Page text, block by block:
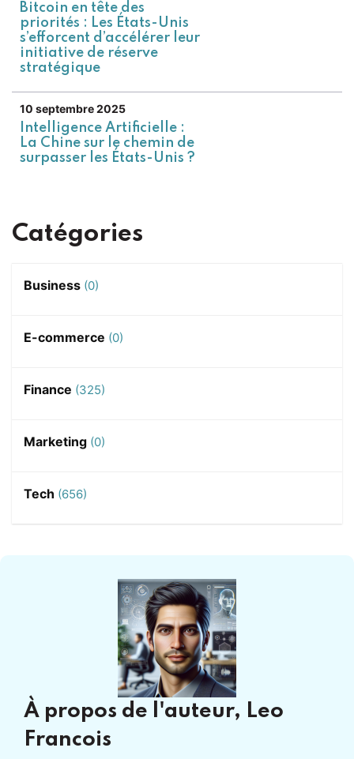
Bitcoin en tête des
priorités : Les États-Unis
s’efforcent d’accélérer leur
initiative de réserve
stratégique
10 septembre 2025
Intelligence Artificielle :
La Chine sur le chemin de
surpasser les États-Unis ?
Catégories
Business (0)
E-commerce (0)
Finance (325)
Marketing (0)
Tech (656)
À propos de l'auteur, Leo
Francois